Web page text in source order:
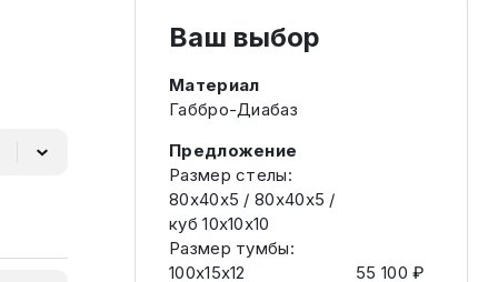
Ваш выбор
Материал
Габбро-Диабаз
Предложение
Размер стелы:
80х40х5 / 80х40х5 /
куб 10х10х10
Размер тумбы:
100х15х12
55 100 ₽